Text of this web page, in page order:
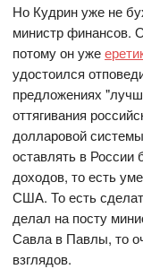
Но Кудрин уже не
министр финансов.
потому он уже
удостоился
предложениях
оттягивания
долларовой
оставлять в
доходов, то есть
США. То есть
делал на посту
Савла в Павлы, то
взглядов.